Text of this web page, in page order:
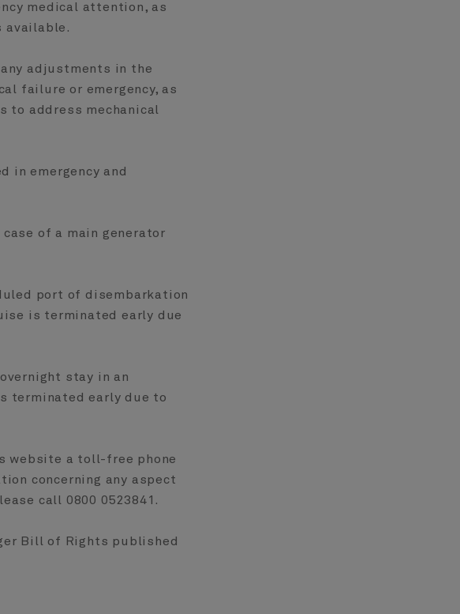
medical attention, as
available.
adjustments in the
failure or emergency, as
address mechanical
in emergency and
of a main generator
port of disembarkation
is terminated early due
stay in an
terminated early due to
website a toll-free phone
concerning any aspect
call 0800 0523841.
Bill of Rights published